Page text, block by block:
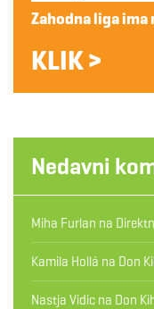
Zahodna liga
KLIK >
Nedavni
Miha Furlan na
Kamila Hollá na Don
Nastja Vidic na Don